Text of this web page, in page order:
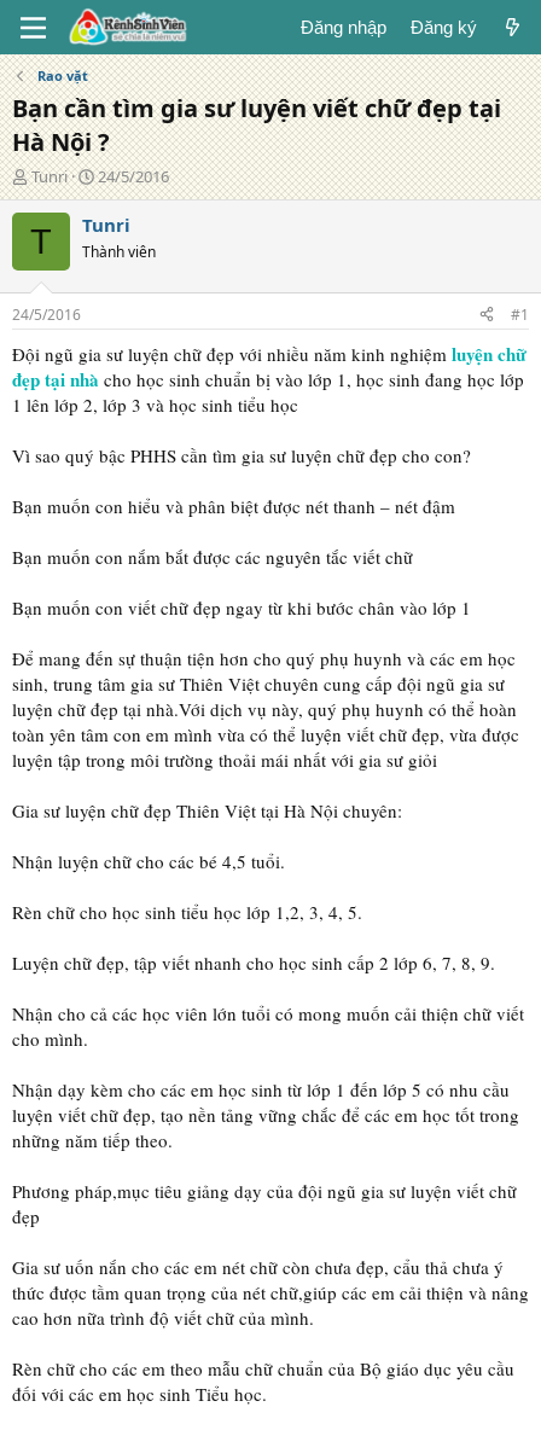
Đăng nhập Đăng ký
Rao vặt
Bạn cần tìm gia sư luyện viết chữ đẹp tại
Hà Nội ?
T
á
c
g
ả
Tunri
N
g
à
y
đ
g
24/5/2016
T Tunri
Thành viên
24/5/2016 #1
Đội ngũ gia sư luyện chữ đẹp với nhiều năm kinh nghiệm luyện chữ
đẹp tại nhà cho học sinh chuẩn bị vào lớp 1, học sinh đang học lớp
1 lên lớp 2, lớp 3 và học sinh tiểu học
Vì sao quý bậc PHHS cần tìm gia sư luyện chữ đẹp cho con?
Bạn muốn con hiểu và phân biệt được nét thanh – nét đậm
Bạn muốn con nắm bắt được các nguyên tắc viết chữ
Bạn muốn con viết chữ đẹp ngay từ khi bước chân vào lớp 1
Để mang đến sự thuận tiện hơn cho quý phụ huynh và các em học
sinh, trung tâm gia sư Thiên Việt chuyên cung cấp đội ngũ gia sư
luyện chữ đẹp tại nhà.Với dịch vụ này, quý phụ huynh có thể hoàn
toàn yên tâm con em mình vừa có thể luyện viết chữ đẹp, vừa được
luyện tập trong môi trường thoải mái nhất với gia sư giỏi
Gia sư luyện chữ đẹp Thiên Việt tại Hà Nội chuyên:
Nhận luyện chữ cho các bé 4,5 tuổi.
Rèn chữ cho học sinh tiểu học lớp 1,2, 3, 4, 5.
Luyện chữ đẹp, tập viết nhanh cho học sinh cấp 2 lớp 6, 7, 8, 9.
Nhận cho cả các học viên lớn tuổi có mong muốn cải thiện chữ viết
cho mình.
Nhận dạy kèm cho các em học sinh từ lớp 1 đến lớp 5 có nhu cầu
luyện viết chữ đẹp, tạo nền tảng vững chắc để các em học tốt trong
những năm tiếp theo.
Phương pháp,mục tiêu giảng dạy của đội ngũ gia sư luyện viết chữ
đẹp
Gia sư uốn nắn cho các em nét chữ còn chưa đẹp, cẩu thả chưa ý
thức được tầm quan trọng của nét chữ,giúp các em cải thiện và nâng
cao hơn nữa trình độ viết chữ của mình.
Rèn chữ cho các em theo mẫu chữ chuẩn của Bộ giáo dục yêu cầu
đối với các em học sinh Tiểu học.